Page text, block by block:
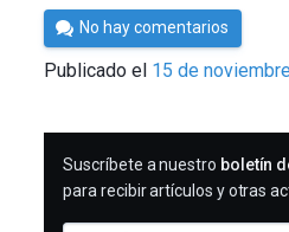
Por
César
Tomé
No hay comentarios
Publicado el 15 de
SUSCRIBIRME
Suscríbete a nuestro boletín
para recibir artículos y otras